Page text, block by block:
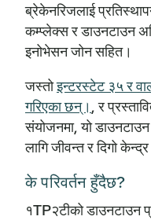
ब्रेकेनरिजलाई
कम्प्लेक्स र डाउनटाउन
इनोभेसन जोन सहित।
जस्तोइन्टरस्टेट ३५ र
गरिएका छन्। , र
संयोजनमा, यो
लागि जीवन्त र दिगो
के परिवर्तन हुँदैछ?
१TP२टीको डाउनटाउन